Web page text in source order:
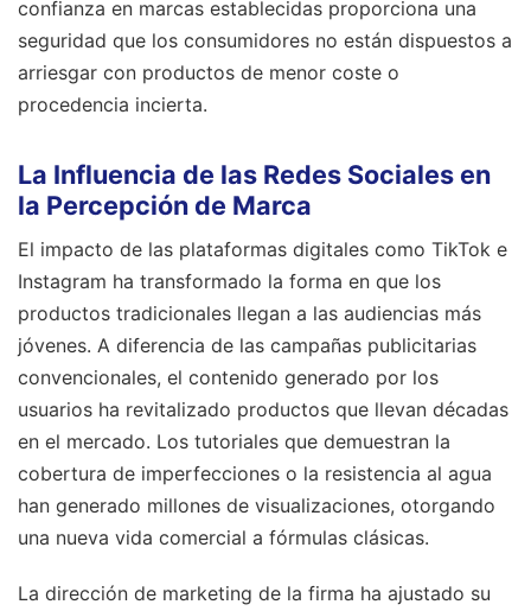
confianza en marcas establecidas proporciona una
seguridad que los consumidores no están dispuestos a
arriesgar con productos de menor coste o
procedencia incierta.
La Influencia de las Redes Sociales en
la Percepción de Marca
El impacto de las plataformas digitales como TikTok e
Instagram ha transformado la forma en que los
productos tradicionales llegan a las audiencias más
jóvenes. A diferencia de las campañas publicitarias
convencionales, el contenido generado por los
usuarios ha revitalizado productos que llevan décadas
en el mercado. Los tutoriales que demuestran la
cobertura de imperfecciones o la resistencia al agua
han generado millones de visualizaciones, otorgando
una nueva vida comercial a fórmulas clásicas.
La dirección de marketing de la firma ha ajustado su